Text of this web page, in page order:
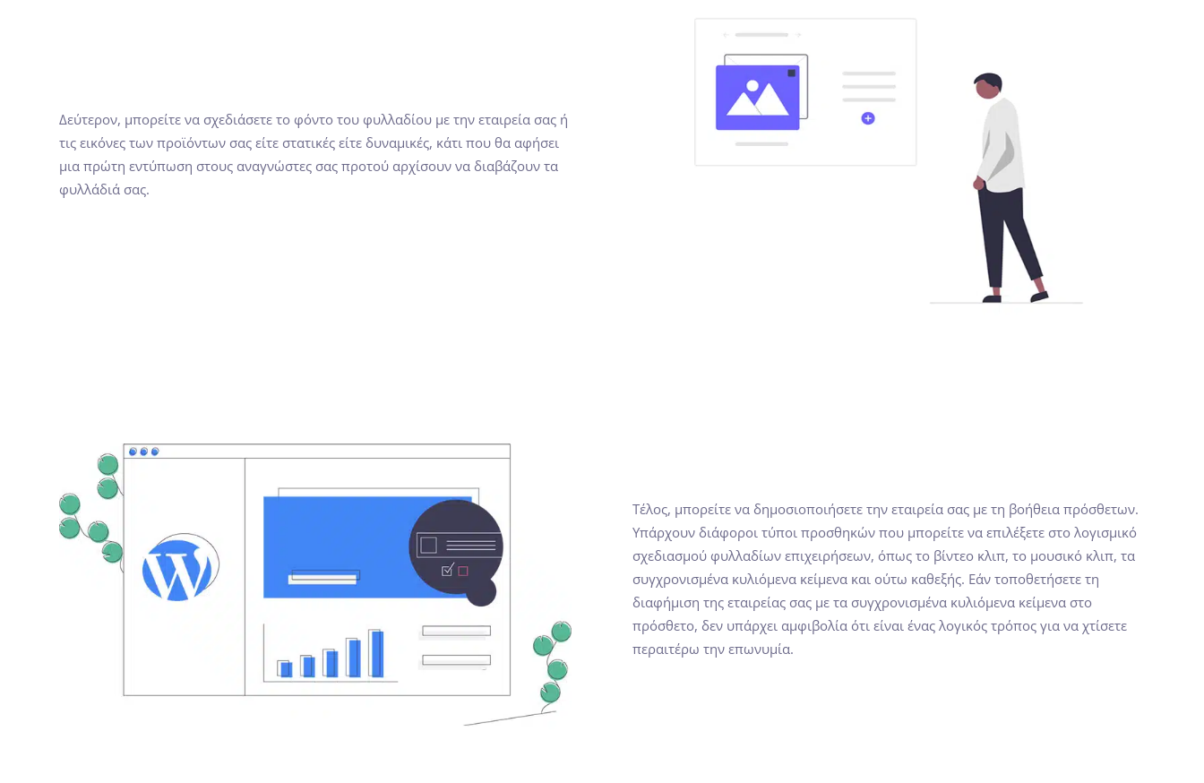
Δεύτερον, μπορείτε να σχεδιάσετε το φόντο του φυλλαδίου με την εταιρεία σας ή
τις εικόνες των προϊόντων σας είτε στατικές είτε δυναμικές, κάτι που θα αφήσει
μια πρώτη εντύπωση στους αναγνώστες σας προτού αρχίσουν να διαβάζουν τα
φυλλάδιά σας.
Τέλος, μπορείτε να δημοσιοποιήσετε την εταιρεία σας με τη βοήθεια πρόσθετων.
Υπάρχουν διάφοροι τύποι προσθηκών που μπορείτε να επιλέξετε στο λογισμικό
σχεδιασμού φυλλαδίων επιχειρήσεων, όπως το βίντεο κλιπ, το μουσικό κλιπ, τα
συγχρονισμένα κυλιόμενα κείμενα και ούτω καθεξής. Εάν τοποθετήσετε τη
διαφήμιση της εταιρείας σας με τα συγχρονισμένα κυλιόμενα κείμενα στο
πρόσθετο, δεν υπάρχει αμφιβολία ότι είναι ένας λογικός τρόπος για να χτίσετε
περαιτέρω την επωνυμία.